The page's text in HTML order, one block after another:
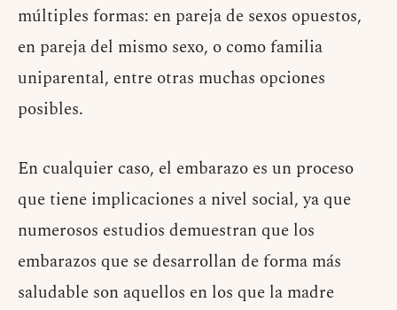
múltiples formas: en pareja de sexos opuestos,
en pareja del mismo sexo, o como familia
uniparental, entre otras muchas opciones
posibles.
En cualquier caso, el embarazo es un proceso
que tiene implicaciones a nivel social, ya que
numerosos estudios demuestran que los
embarazos que se desarrollan de forma más
saludable son aquellos en los que la madre